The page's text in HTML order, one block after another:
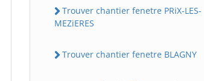
Trouver chantier fenetre PRiX-LES-
MEZiERES
Trouver chantier fenetre BLAGNY